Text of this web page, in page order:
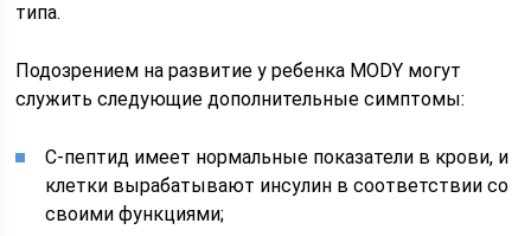
типа.
Подозрением на развитие у ребенка MODY могут
служить следующие дополнительные симптомы:
C-пептид имеет нормальные показатели в крови, и
клетки вырабатывают инсулин в соответствии со
своими функциями;